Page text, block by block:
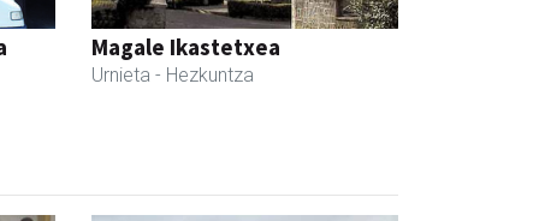
Magale Ikastetxea
Urnieta - Hezkuntza